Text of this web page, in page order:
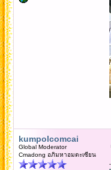
kumpolcomcai
Global Moderator
Cmadong อภิมหาอมตะเซียน